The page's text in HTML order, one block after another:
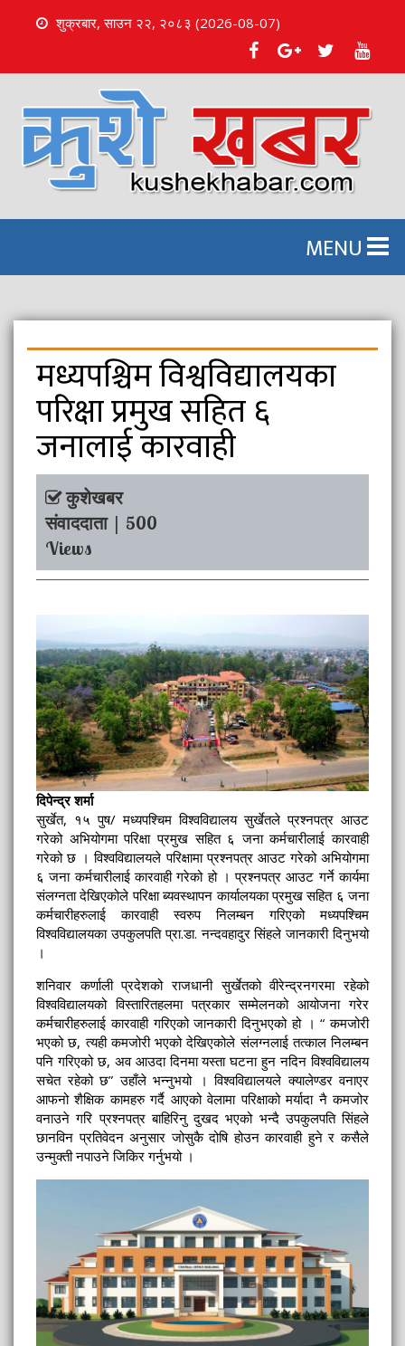
शुक्रबार, साउन २२, २०८३ (2026-08-07)
o
e
MENU
मध्यपश्चिम विश्वविद्यालयका
परिक्षा प्रमुख सहित ६
जनालाई कारवाही
कुशेखबर
संवाददाता | 500
Views
दिपेन्द्र शर्मा
सुर्खेत, १५ पुष/ मध्यपश्चिम विश्वविद्यालय सुर्खेतले प्रश्नपत्र आउट
गरेको अभियोगमा परिक्षा प्रमुख सहित ६ जना कर्मचारीलाई कारवाही
गरेको छ । विश्वविद्यालयले परिक्षामा प्रश्नपत्र आउट गरेको अभियोगमा
६ जना कर्मचारीलाई कारवाही गरेको हो । प्रश्नपत्र आउट गर्ने कार्यमा
संलग्नता देखिएकोले परिक्षा ब्यवस्थापन कार्यालयका प्रमुख सहित ६ जना
कर्मचारीहरुलाई कारवाही स्वरुप निलम्बन गरिएको मध्यपश्चिम
विश्वविद्यालयका उपकुलपति प्रा.डा. नन्दवहादुर सिंहले जानकारी दिनुभयो
।
शनिवार कर्णाली प्रदेशको राजधानी सुर्खेतको वीरेन्द्रनगरमा रहेको
विश्वविद्यालयको विस्तारितहलमा पत्रकार सम्मेलनको आयोजना गरेर
कर्मचारीहरुलाई कारवाही गरिएको जानकारी दिनुभएको हो । “ कमजोरी
भएको छ, त्यही कमजोरी भएको देखिएकोले संलग्नलाई तत्काल निलम्बन
पनि गरिएको छ, अव आउदा दिनमा यस्ता घटना हुन नदिन विश्वविद्यालय
सचेत रहेको छ” उहाँले भन्नुभयो । विश्वविद्यालयले क्यालेण्डर वनाएर
आफनो शैक्षिक कामहरु गर्दै आएको वेलामा परिक्षाको मर्यादा नै कमजोर
वनाउने गरि प्रश्नपत्र बाहिरिनु दुखद भएको भन्दै उपकुलपति सिंहले
छानविन प्रतिवेदन अनुसार जोसुकै दोषि होउन कारवाही हुने र कसैले
उन्मुक्ती नपाउने जिकिर गर्नुभयो ।